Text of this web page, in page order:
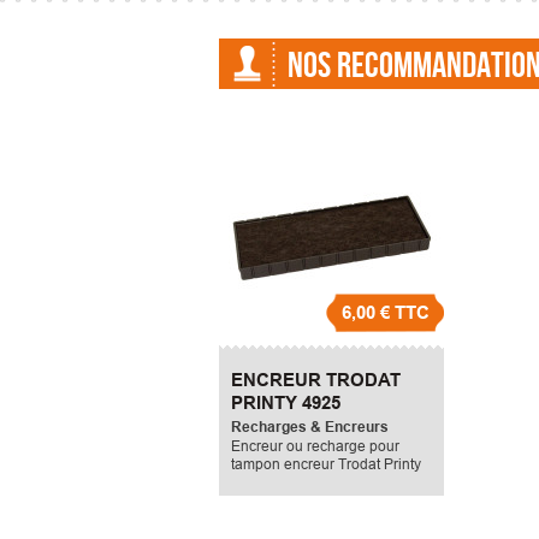
NOS
6,00 €TTC
ENCREUR TRODAT
PRINTY 4925
Recharges & Encreurs
Encreur ou recharge pour
tampon encreur Trodat Printy